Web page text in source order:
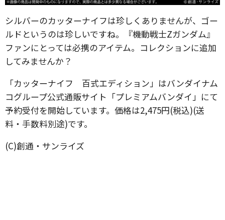
シルバーのカッターナイフは珍しくありませんが、ゴー
ルドというのは珍しいですね。『機動戦士Zガンダム』
ファンにとっては必携のアイテム。コレクションに追加
してみませんか？
「カッターナイフ 百式エディション」はバンダイナム
コグループ公式通販サイト「プレミアムバンダイ」にて
予約受付を開始しています。価格は2,475円(税込)(送
料・手数料別途)です。
(C)創通・サンライズ